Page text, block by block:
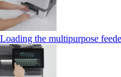
Loading the multipurpose